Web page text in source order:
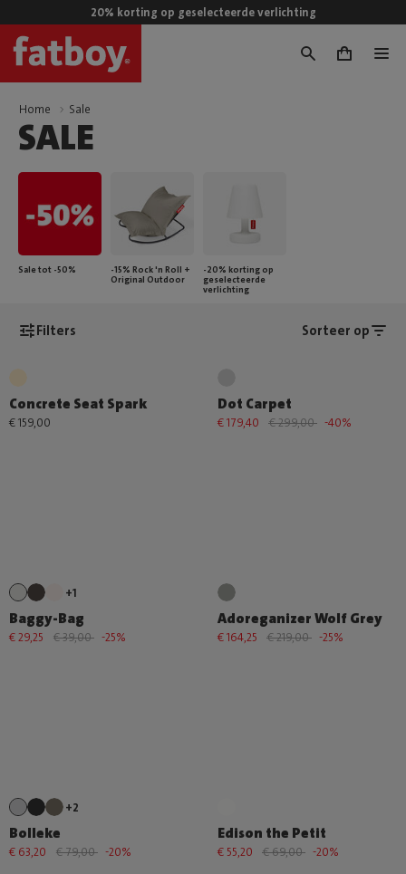
20% korting op geselecteerde verlichting
0
Home Sale
SALE
Sale tot -50%
-15% Rock 'n Roll +
Original Outdoor
-20% korting op
geselecteerde
verlichting
Filters Sorteer op
Concrete Seat Spark
€ 159,00
Dot Carpet
€ 179,40 € 299,00 -40%
+1
Baggy-Bag
€ 29,25 € 39,00 -25%
Adoreganizer Wolf Grey
€ 164,25 € 219,00 -25%
+2
Bolleke
€ 63,20 € 79,00 -20%
Edison the Petit
€ 55,20 € 69,00 -20%